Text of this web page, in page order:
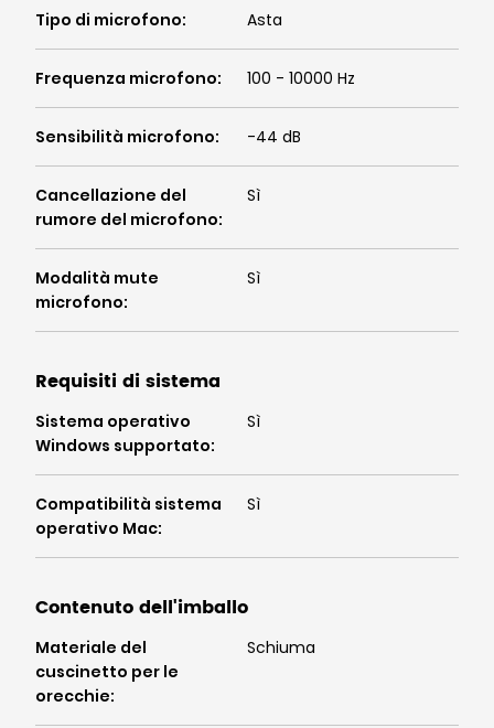
Tipo di microfono: Asta
Frequenza microfono: 100 - 10000 Hz
Sensibilità microfono: -44 dB
Cancellazione del
rumore del microfono:
Sì
Modalità mute
microfono:
Sì
Requisiti di sistema
Sistema operativo
Windows supportato:
Sì
Compatibilità sistema
operativo Mac:
Sì
Contenuto dell'imballo
Materiale del
cuscinetto per le
orecchie:
Schiuma